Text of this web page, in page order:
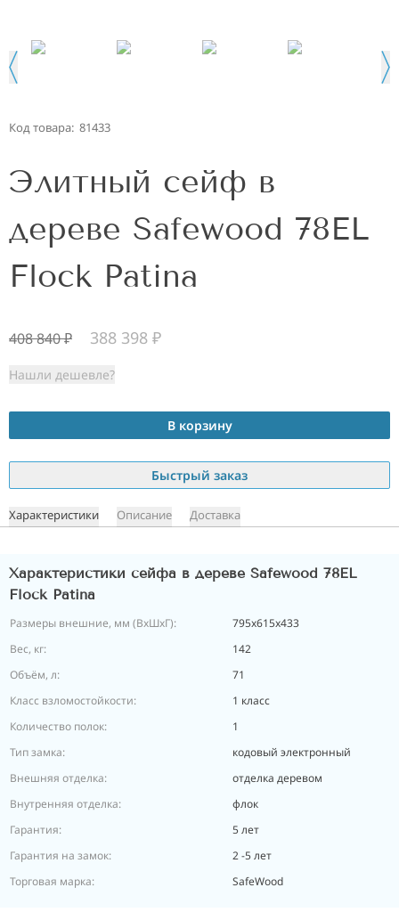
Код товара: 81433
Элитный сейф в
дереве Safewood 78EL
Flock Patina
408 840₽ 388 398 ₽
Нашли дешевле?
В корзину
Быстрый заказ
Характеристики Описание Доставка
Характеристики сейфа в дереве Safewood 78EL
Flock Patina
Размеры внешние, мм (ВхШхГ):
795х615х433
Вес, кг:
142
Объём, л:
71
Класс взломостойкости:
1 класс
Количество полок:
1
Тип замка:
кодовый электронный
Внешняя отделка:
отделка деревом
Внутренняя отделка:
флок
Гарантия:
5 лет
Гарантия на замок:
2 -5 лет
Торговая марка:
SafeWood